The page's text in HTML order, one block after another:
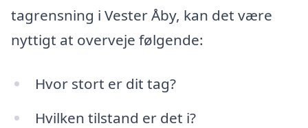
tagrensning i Vester Åby, kan det være
nyttigt at overveje følgende:
Hvor stort er dit tag?
Hvilken tilstand er det i?